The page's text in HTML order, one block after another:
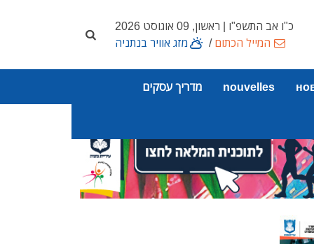
כ"ו אב התשפ"ו | ראשון, 09 אוגוסט 2026
המייל הכתום/ מזג אוויר בנתניה
nouvelles מדריך עסקים